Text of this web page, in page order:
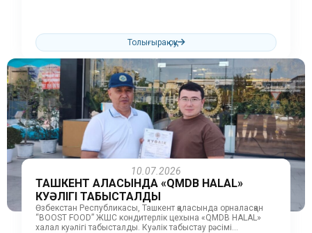
Толығырақ оқу
10.07.2026
ТАШКЕНТ ҚАЛАСЫНДА «QMDB HALAL»
КУӘЛІГІ ТАБЫСТАЛДЫ
Өзбекстан Республикасы, Ташкент қаласында орналасқан
“BOOST FOOD” ЖШС кондитерлік цехына «QMDB HALAL»
халал куәлігі табысталды. Куәлік табыстау рәсімі